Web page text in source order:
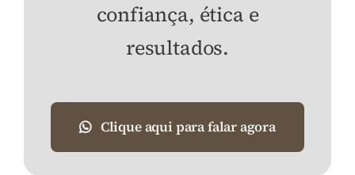
confiança, ética e
resultados.
Clique aqui para falar agora